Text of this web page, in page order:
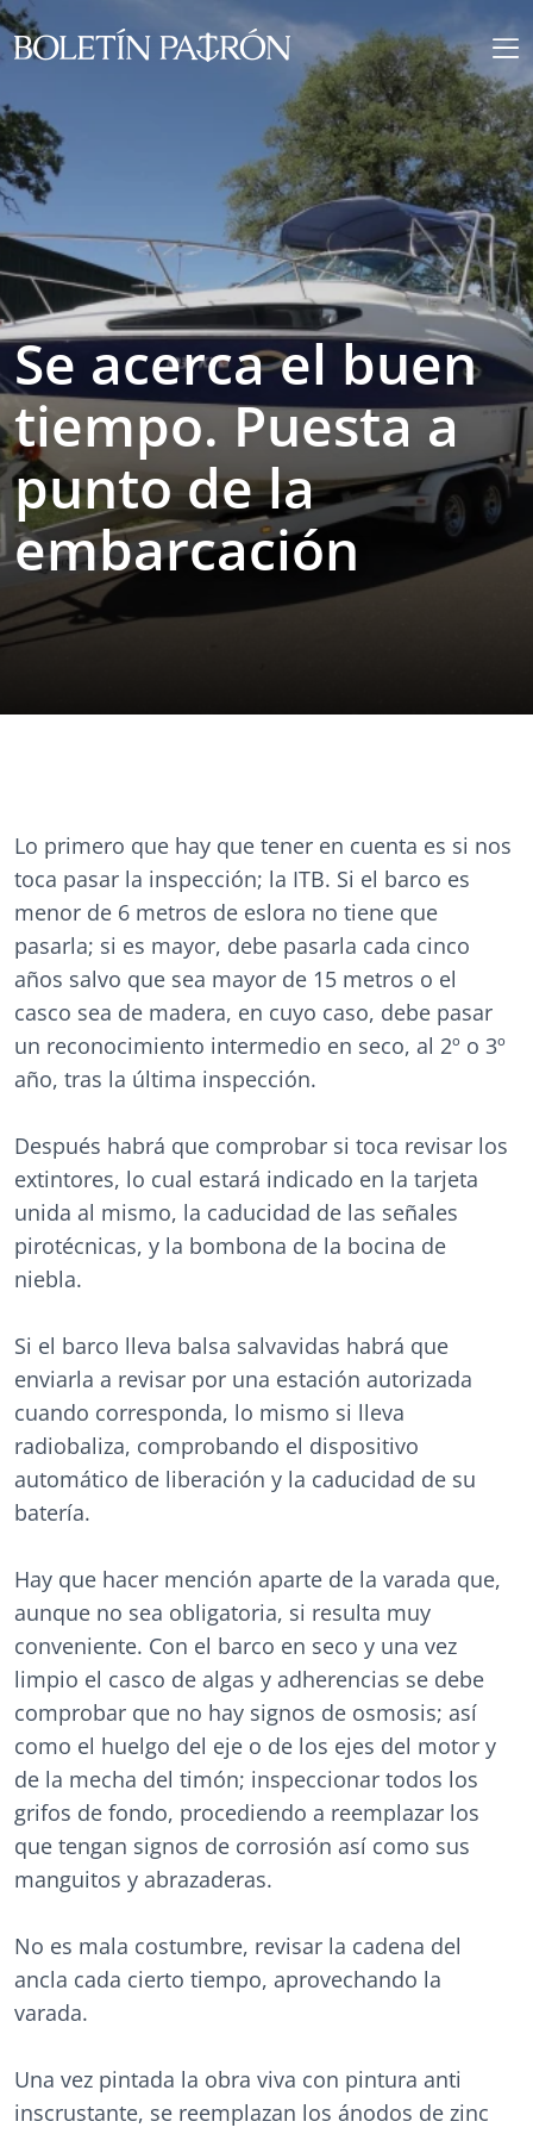
Se acerca el buen
tiempo. Puesta a
punto de la
embarcación
Lo primero que hay que tener en cuenta es si nos
toca pasar la inspección; la ITB. Si el barco es
menor de 6 metros de eslora no tiene que
pasarla; si es mayor, debe pasarla cada cinco
años salvo que sea mayor de 15 metros o el
casco sea de madera, en cuyo caso, debe pasar
un reconocimiento intermedio en seco, al 2º o 3º
año, tras la última inspección.
Después habrá que comprobar si toca revisar los
extintores, lo cual estará indicado en la tarjeta
unida al mismo, la caducidad de las señales
pirotécnicas, y la bombona de la bocina de
niebla.
Si el barco lleva balsa salvavidas habrá que
enviarla a revisar por una estación autorizada
cuando corresponda, lo mismo si lleva
radiobaliza, comprobando el dispositivo
automático de liberación y la caducidad de su
batería.
Hay que hacer mención aparte de la varada que,
aunque no sea obligatoria, si resulta muy
conveniente. Con el barco en seco y una vez
limpio el casco de algas y adherencias se debe
comprobar que no hay signos de osmosis; así
como el huelgo del eje o de los ejes del motor y
de la mecha del timón; inspeccionar todos los
grifos de fondo, procediendo a reemplazar los
que tengan signos de corrosión así como sus
manguitos y abrazaderas.
No es mala costumbre, revisar la cadena del
ancla cada cierto tiempo, aprovechando la
varada.
Una vez pintada la obra viva con pintura anti
inscrustante, se reemplazan los ánodos de zinc